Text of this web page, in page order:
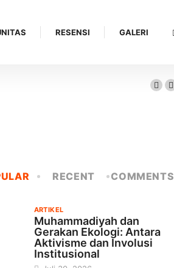
RESENSI GALERI
RECENT COMMENTS
ARTIKEL
Muhammadiyah dan
Gerakan Ekologi: Antara
Aktivisme dan Involusi
Institusional